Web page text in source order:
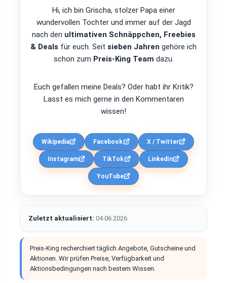
Hi, ich bin Grischa, stolzer Papa einer
wundervollen Tochter und immer auf der Jagd
nach den ultimativen Schnäppchen, Freebies
& Deals für euch. Seit sieben Jahren gehöre ich
schon zum Preis-King Team dazu.
Euch gefallen meine Deals? Oder habt ihr Kritik?
Lasst es mich gerne in den Kommentaren
wissen!
Wikipedia Facebook X / Twitter
Instagram TikTok LinkedIn
YouTube
Zuletzt aktualisiert: 04.06.2026
Preis-King recherchiert täglich Angebote, Gutscheine und
Aktionen. Wir prüfen Preise, Verfügbarkeit und
Aktionsbedingungen nach bestem Wissen.